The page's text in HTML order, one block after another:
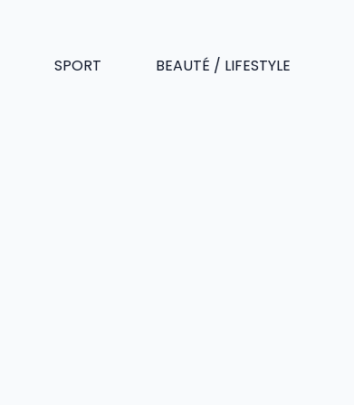
SPORT BEAUTÉ / LIFESTYLE